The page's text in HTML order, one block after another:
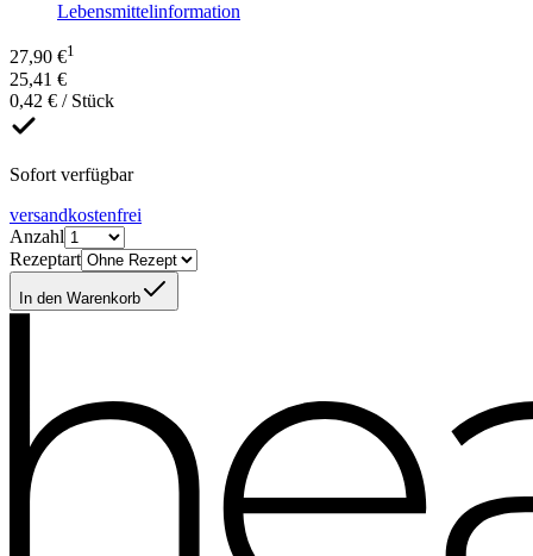
Lebensmittelinformation
27,90 €1
25,41 €
0,42 € / Stück
Sofort verfügbar
versandkostenfrei
Anzahl
Rezeptart
In den Warenkorb